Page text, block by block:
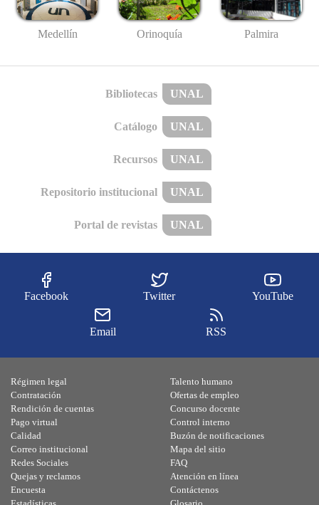
Medellín Orinoquía Palmira
Bibliotecas UNAL
Catálogo UNAL
Recursos UNAL
Repositorio institucional UNAL
Portal de revistas UNAL
Facebook Twitter YouTube
Email RSS
Régimen legal
Contratación
Rendición de cuentas
Pago virtual
Calidad
Talento humano
Ofertas de empleo
Concurso docente
Control interno
Buzón de notificaciones
Correo institucional
Redes Sociales
Quejas y reclamos
Encuesta
Mapa del sitio
FAQ
Atención en línea
Contáctenos